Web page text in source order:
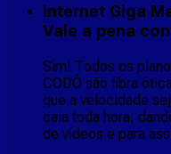
Internet Giga
Vale a pena
Sim! Todos os
CODÓ são fibra
que a velocidade
caia toda hora,
de vídeos e para